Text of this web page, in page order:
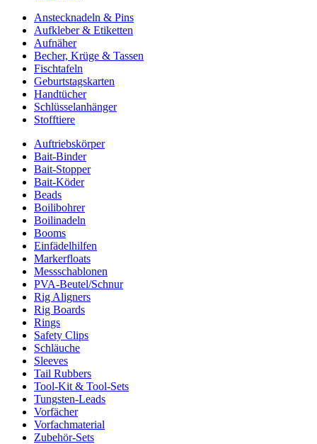
Anstecknadeln & Pins
Aufkleber & Etiketten
Aufnäher
Becher, Krüge & Tassen
Fischtafeln
Geburtstagskarten
Handtücher
Schlüsselanhänger
Stofftiere
Auftriebskörper
Bait-Binder
Bait-Stopper
Bait-Köder
Beads
Boilibohrer
Boilinadeln
Booms
Einfädelhilfen
Markerfloats
Messschablonen
PVA-Beutel/Schnur
Rig Aligners
Rig Boards
Rings
Safety Clips
Schläuche
Sleeves
Tail Rubbers
Tool-Kit & Tool-Sets
Tungsten-Leads
Vorfächer
Vorfachmaterial
Zubehör-Sets